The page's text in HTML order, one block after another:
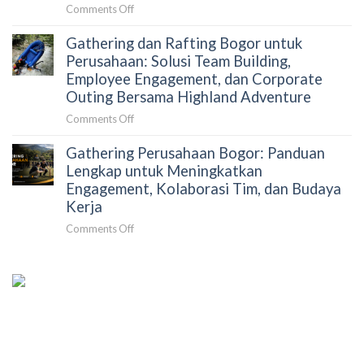
Panduan
Strategis
untuk
Mengurangi
Meningkatkan
Dampak
Acara
Comments Offon
dan
Offroad
Bogor
untuk
Team
Building
yang
Lebih
Efektif
Gathering dan Rafting Bogor untuk
Perusahaan: Solusi Team Building,
Employee Engagement, dan Corporate
Outing Bersama Highland Adventure
Comments Offon
dan
Rafting
Bogor
untuk
Solusi
Gathering Perusahaan Bogor: Panduan
Lengkap untuk Meningkatkan
Engagement, Kolaborasi Tim, dan Budaya
Kerja
Comments Offon